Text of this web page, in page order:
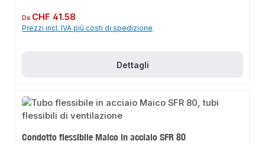
Prezzo normale:
Da CHF 41.58
Prezzi incl. IVA più costi di spedizione
Dettagli
Condotto flessibile Maico in acciaio SFR 80